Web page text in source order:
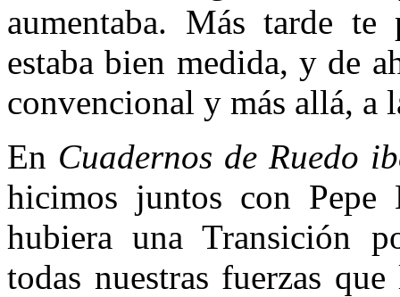
aumentaba. Más tarde
estaba bien medida, y de
convencional y más allá, a
En Cuadernos de Ruedo
hicimos juntos con Pepe
hubiera una Transición
todas nuestras fuerzas